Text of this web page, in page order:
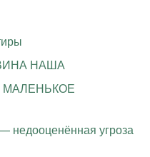
НАША
угроза